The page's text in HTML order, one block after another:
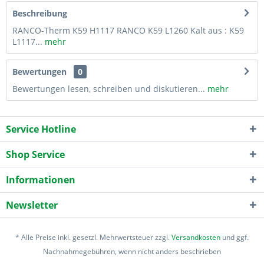
Beschreibung
RANCO-Therm K59 H1117 RANCO K59 L1260 Kalt aus : K59
L1117... mehr
Bewertungen
0
Bewertungen lesen, schreiben und diskutieren... mehr
Service Hotline
Shop Service
Informationen
Newsletter
* Alle Preise inkl. gesetzl. Mehrwertsteuer zzgl.Versandkosten und ggf.
Nachnahmegebühren, wenn nicht anders beschrieben